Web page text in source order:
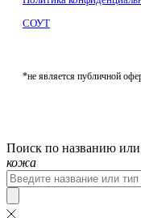
СОУТ
*не является публичной
Поиск по названию или
кожа
Поиск: